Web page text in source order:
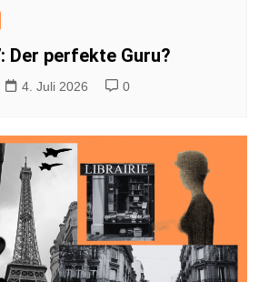
Der perfekte Guru?
4. Juli 2026 0